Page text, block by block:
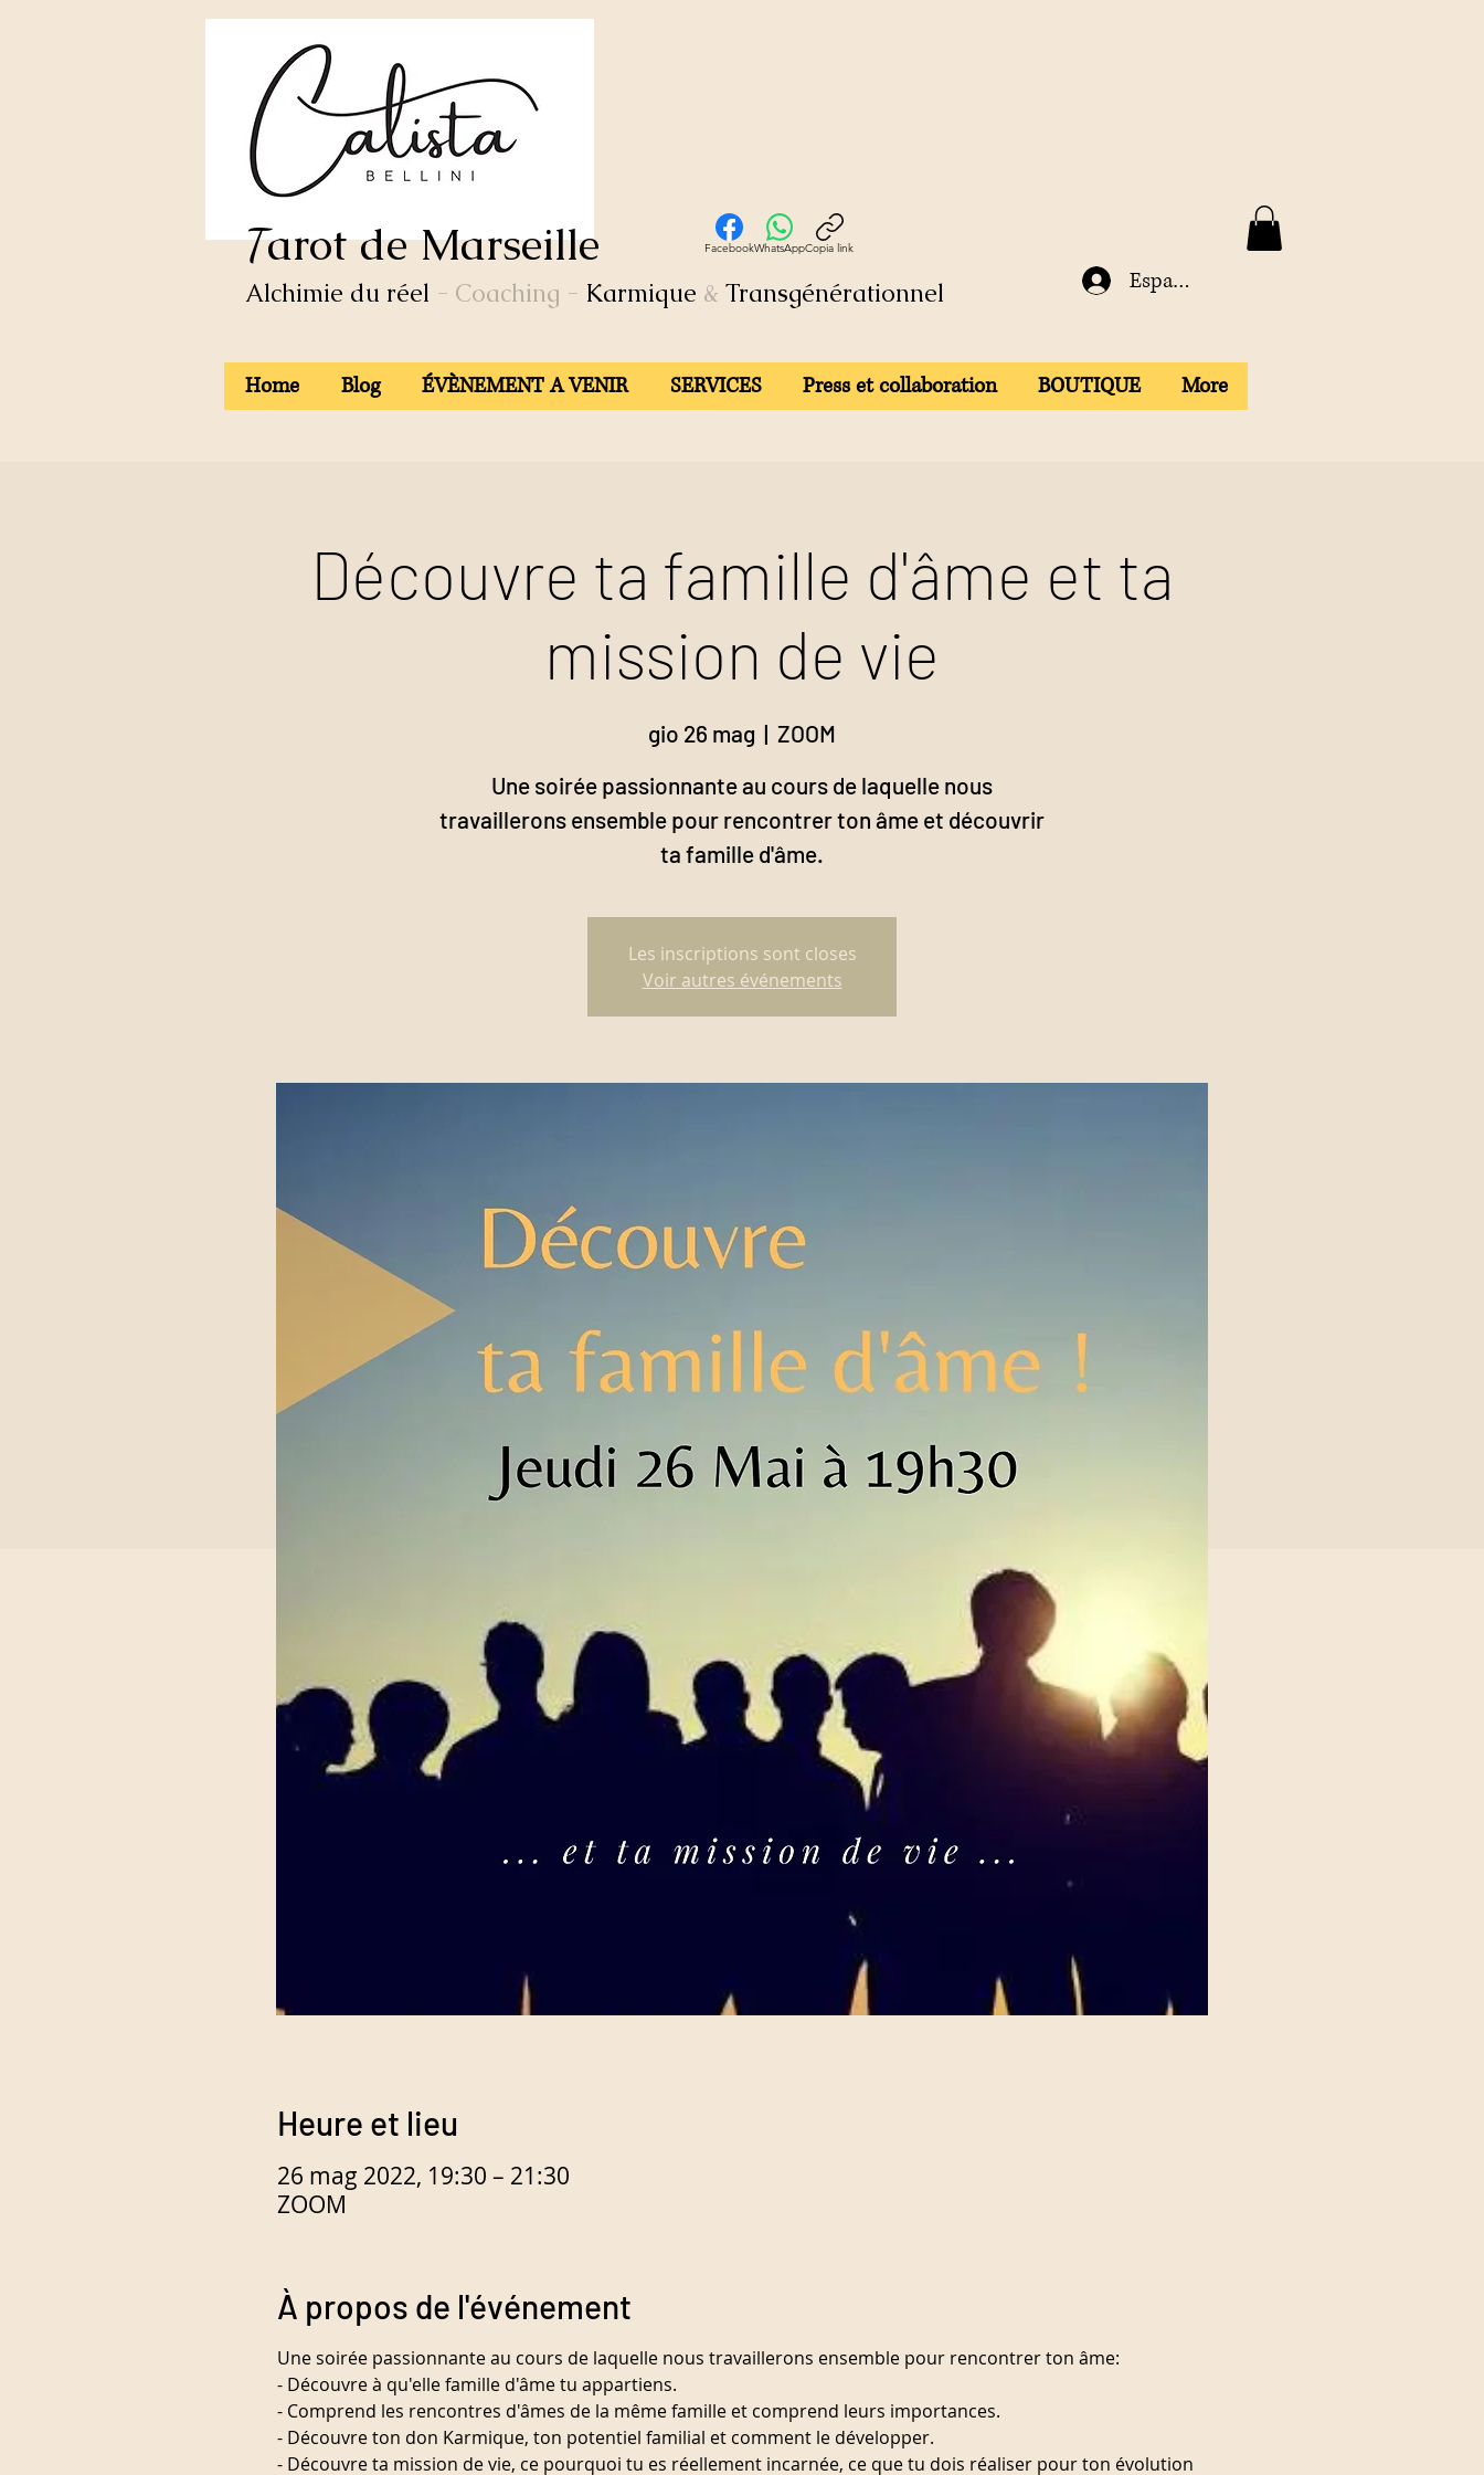
Tarot de Marseille
Alchimie du réel - Coaching - Karmique & Transgénérationnel
FacebookWhatsAppCopia link
Espace membre
Home Blog ÉVÈNEMENT A VENIR SERVICES Press et collaboration BOUTIQUE More
Découvre ta famille d'âme et ta
mission de vie
gio 26 mag
  |
ZOOM
Une soirée passionnante au cours de laquelle nous
travaillerons ensemble pour rencontrer ton âme et découvrir
ta famille d'âme.
Les inscriptions sont closes
Voir autres événements
Heure et lieu
26 mag 2022, 19:30 – 21:30
ZOOM
À propos de l'événement
Une soirée passionnante au cours de laquelle nous travaillerons ensemble pour rencontrer ton âme:
- Découvre à qu'elle famille d'âme tu appartiens.
- Comprend les rencontres d'âmes de la même famille et comprend leurs importances.
- Découvre ton don Karmique, ton potentiel familial et comment le développer.
- Découvre ta mission de vie, ce pourquoi tu es réellement incarnée, ce que tu dois réaliser pour ton évolution